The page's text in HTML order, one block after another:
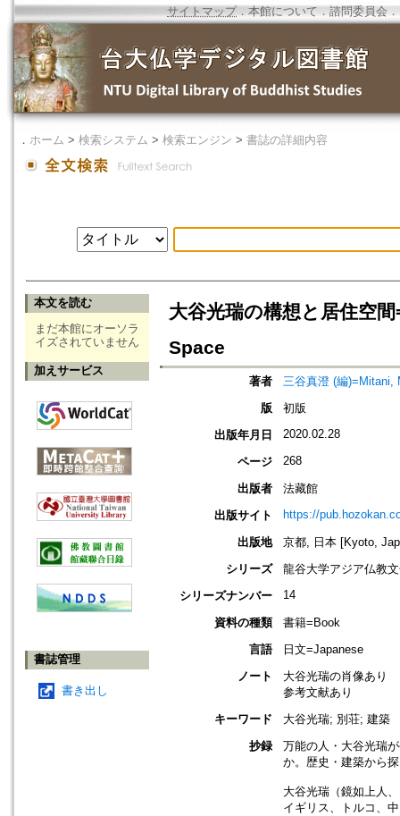
サイトマップ．本館について ． 諮問委員会 ．
． ホーム > 検索システム > 検索エンジン > 書誌の詳細内容
本文を読む
まだ本館にオーソラ
イズされていません
加えサービス
書誌管理
書き出し
大谷光瑞の構想と居住空
Space
著者
三谷真澄 (編)=Mitani,
版
初版
出版年月日
2020.02.28
ページ 268
出版者
法藏館
出版サイト
https://
出版地
京都, 日本 [Kyoto,
シリーズ
龍谷大学アジア仏教
シリーズナンバー
14
資料の種類
書籍=Book
言語
日文=Japanese
ノート
大谷光瑞の肖像あり
参考文献あり
キーワード
大谷光瑞; 別荘; 建築
抄録
万能の人・大谷光瑞
か。歴史・建築から
大谷光瑞（鏡如上人
イギリス、トルコ、